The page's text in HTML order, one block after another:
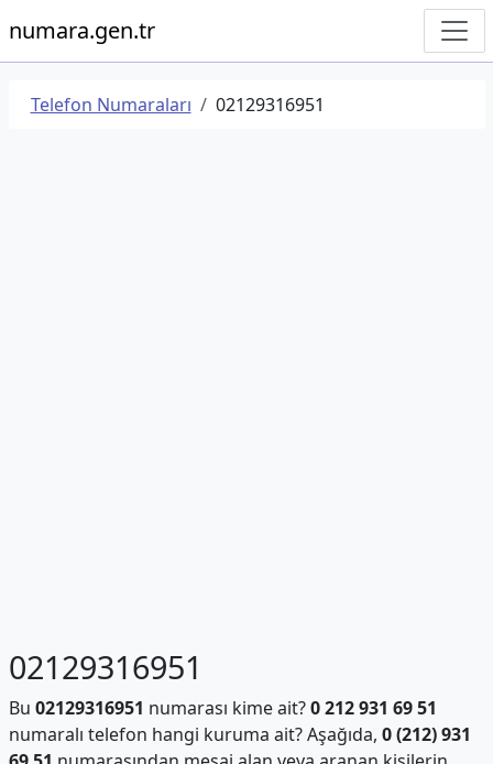
numara.gen.tr
Telefon Numaraları 02129316951
02129316951
Bu 02129316951 numarası kime ait?0 212 931 69 51
numaralı telefon hangi kuruma ait? Aşağıda, 0 (212) 931